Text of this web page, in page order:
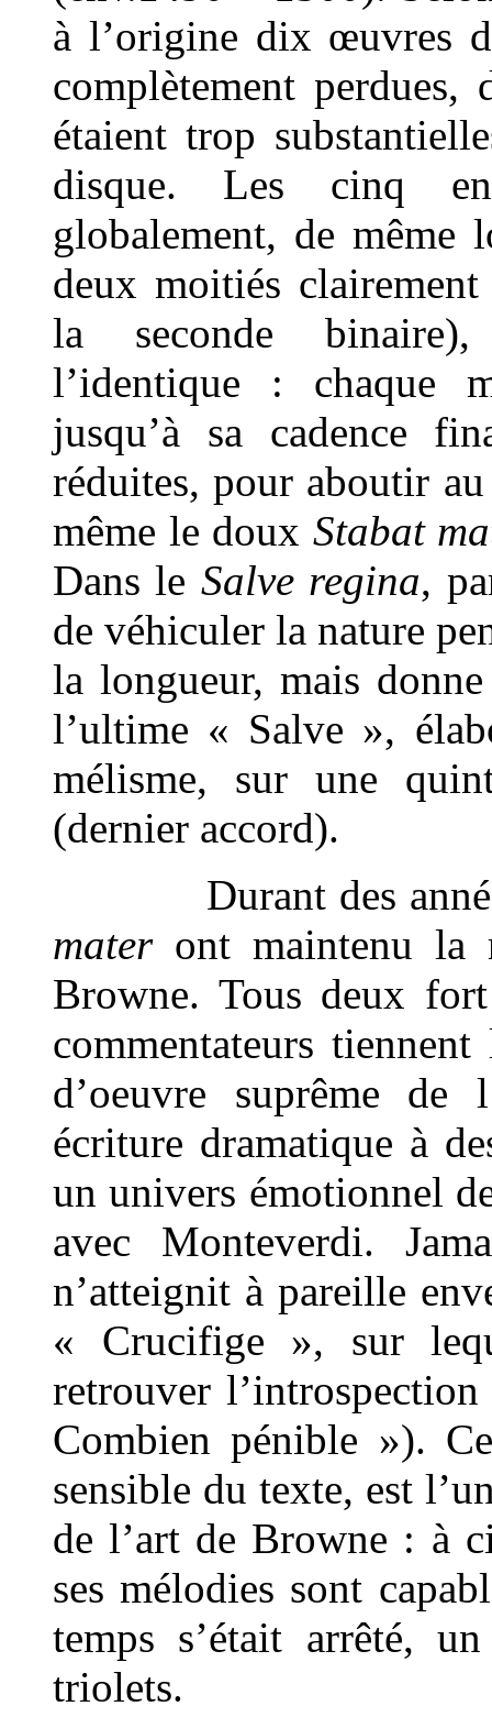
à l’origine dix œuvres
complètement
étaient trop
disque. Les cinq
globalement, de même
deux moitiés
la seconde
l’identique : chaque
jusqu’à sa cadence
réduites, pour aboutir
même le doux Stabat
Dans le Salve regina,
de véhiculer la nature
la longueur, mais
l’ultime « Salve »,
mélisme, sur une
(dernier accord).
Durant des
materont maintenu la
Browne. Tous deux
commentateurs
d’oeuvre suprême de
écriture dramatique à
un univers émotionnel
avec Monteverdi.
n’atteignit à pareille
« Crucifige », sur
retrouver
Combien pénible »).
sensible du texte, est
de l’art de Browne : à
ses mélodies sont
temps s’était arrêté,
triolets.